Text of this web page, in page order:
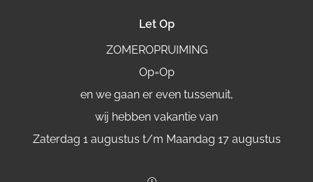
Let Op
ZOMEROPRUIMING
Op=Op
en we gaan er even tussenuit,
wij hebben vakantie van
Zaterdag 1 augustus t/m Maandag 17 augustus